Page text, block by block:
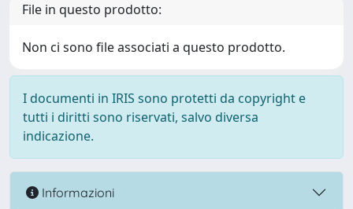
File in questo prodotto:
Non ci sono file associati a questo prodotto.
I documenti in IRIS sono protetti da copyright e
tutti i diritti sono riservati, salvo diversa
indicazione.
Informazioni